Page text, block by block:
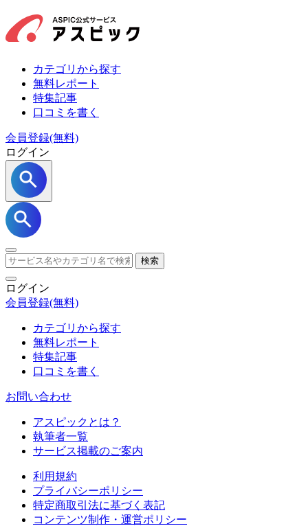
カテゴリから探す
無料レポート
特集記事
口コミを書く
会員登録(無料)
ログイン
検索
ログイン
会員登録(無料)
カテゴリから探す
無料レポート
特集記事
口コミを書く
お問い合わせ
アスピックとは？
執筆者一覧
サービス掲載のご案内
利用規約
プライバシーポリシー
特定商取引法に基づく表記
コンテンツ制作・運営ポリシー